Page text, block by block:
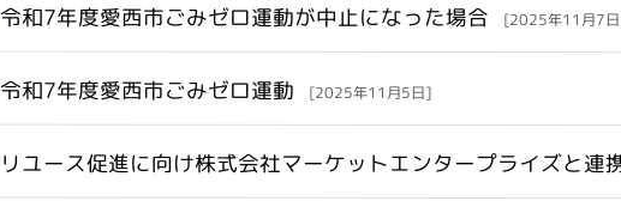
令和7年度愛西市ごみゼロ運動が中止になった場合 [2025年11月7
令和7年度愛西市ごみゼロ運動 [2025年11月5日]
リユース促進に向け株式会社マーケットエンタープライズと連